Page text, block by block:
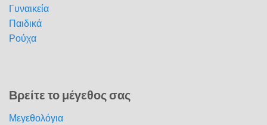
Γυναικεία
Παιδικά
Ρούχα
Βρείτε το μέγεθος σας
Μεγεθολόγια